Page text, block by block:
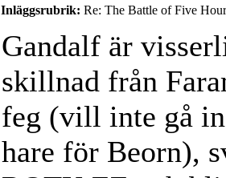
Inläggsrubrik: Re: The Battle of Five
Gandalf är
skillnad från
feg (vill inte gå
hare för Beorn),